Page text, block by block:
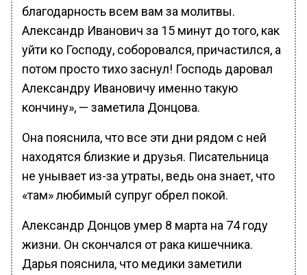
благодарность всем вам за молитвы.
Александр Иванович за 15 минут до того, как
уйти ко Господу, соборовался, причастился, а
потом просто тихо заснул! Господь даровал
Александру Ивановичу именно такую
кончину», — заметила Донцова.
Она пояснила, что все эти дни рядом с ней
находятся близкие и друзья. Писательница
не унывает из-за утраты, ведь она знает, что
«там» любимый супруг обрел покой.
Александр Донцов умер 8 марта на 74 году
жизни. Он скончался от рака кишечника.
Дарья пояснила, что медики заметили